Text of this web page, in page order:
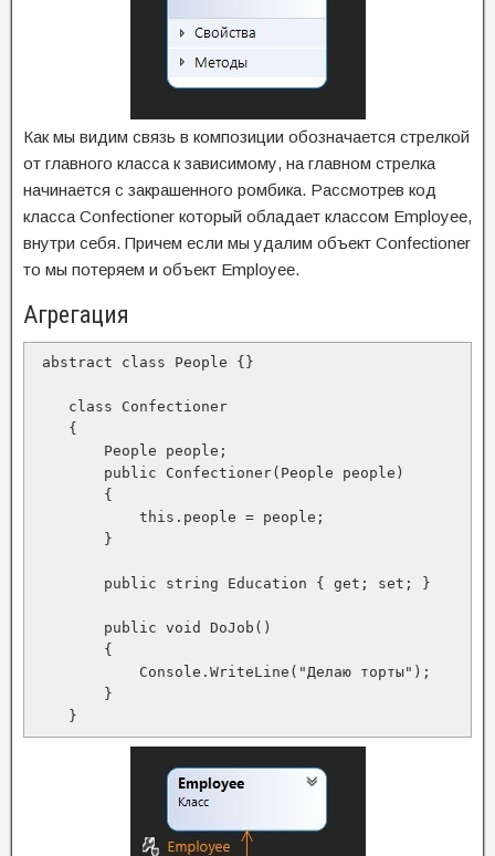
Как мы видим связь в композиции обозначается стрелкой
от главного класса к зависимому, на главном стрелка
начинается с закрашенного ромбика. Рассмотрев код
класса Confectioner который обладает классом Employee,
внутри себя. Причем если мы удалим объект Confectioner
то мы потеряем и объект Employee.
Агрегация